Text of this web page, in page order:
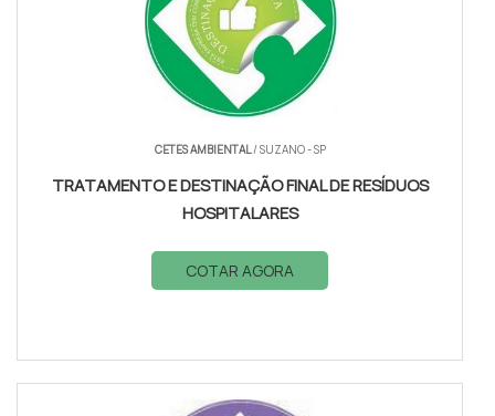
CETES AMBIENTAL/ SUZANO - SP
TRATAMENTO E DESTINAÇÃO FINAL DE RESÍDUOS
HOSPITALARES
COTAR AGORA